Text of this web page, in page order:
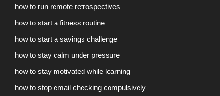
how to run remote retrospectives
how to start a fitness routine
how to start a savings challenge
how to stay calm under pressure
how to stay motivated while learning
how to stop email checking compulsively